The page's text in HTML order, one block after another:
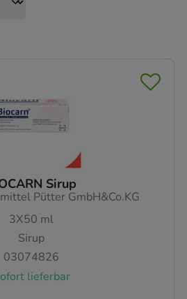
Sirup
Pütter GmbH&Co.KG
3X50 ml
Sirup
03074826
lieferbar